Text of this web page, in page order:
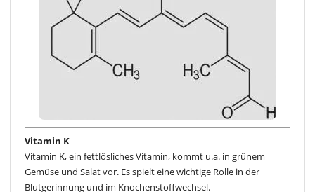
Vitamin K
Vitamin K, ein fettlösliches Vitamin, kommt u.a. in grünem
Gemüse und Salat vor. Es spielt eine wichtige Rolle in der
Blutgerinnung und im Knochenstoffwechsel.